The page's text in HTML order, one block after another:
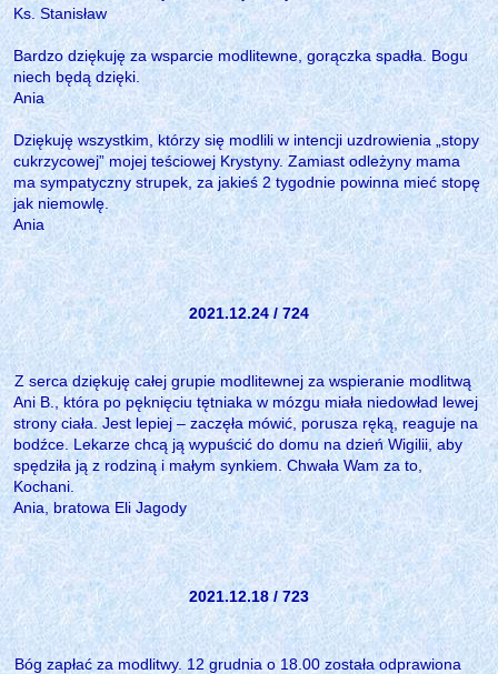
Ks. Stanisław
Bardzo dziękuję za wsparcie modlitewne, gorączka spadła. Bogu
niech będą dzięki.
Ania
Dziękuję wszystkim, którzy się modlili w intencji uzdrowienia „stopy
cukrzycowej” mojej teściowej Krystyny. Zamiast odleżyny mama
ma sympatyczny strupek, za jakieś 2 tygodnie powinna mieć stopę
jak niemowlę.
Ania
2021.12.24 / 724
Z serca dziękuję całej grupie modlitewnej za wspieranie modlitwą
Ani B., która po pęknięciu tętniaka w mózgu miała niedowład lewej
strony ciała. Jest lepiej – zaczęła mówić, porusza ręką, reaguje na
bodźce. Lekarze chcą ją wypuścić do domu na dzień Wigilii, aby
spędziła ją z rodziną i małym synkiem. Chwała Wam za to,
Kochani.
Ania, bratowa Eli Jagody
2021.12.18 / 723
Bóg zapłać za modlitwy. 12 grudnia o 18.00 została odprawiona